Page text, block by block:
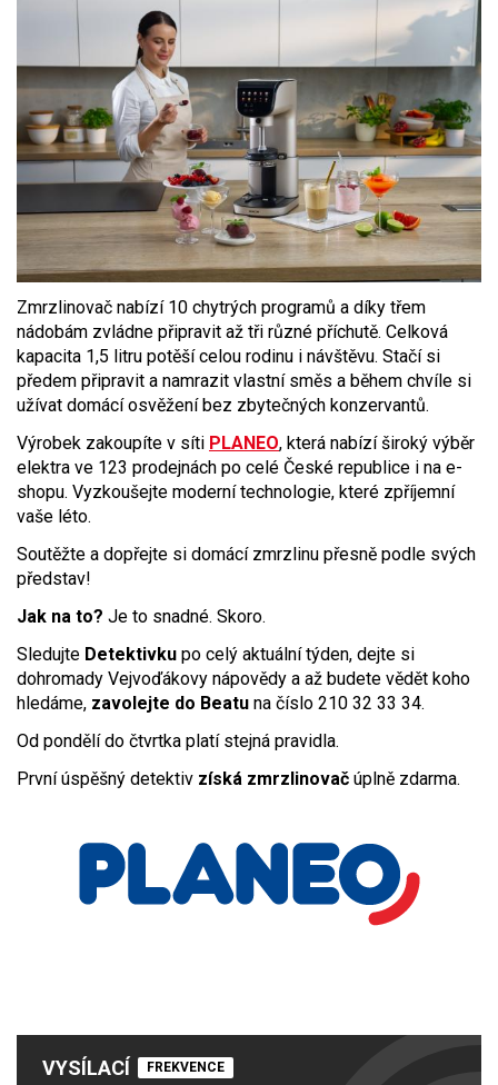
Zmrzlinovač nabízí 10 chytrých programů a díky třem
nádobám zvládne připravit až tři různé příchutě. Celková
kapacita 1,5 litru potěší celou rodinu i návštěvu. Stačí si
předem připravit a namrazit vlastní směs a během chvíle si
užívat domácí osvěžení bez zbytečných konzervantů.
Výrobek zakoupíte v síti PLANEO, která nabízí široký výběr
elektra ve 123 prodejnách po celé České republice i na e-
shopu. Vyzkoušejte moderní technologie, které zpříjemní
vaše léto.
Soutěžte a dopřejte si domácí zmrzlinu přesně podle svých
představ!
Jak na to? Je to snadné. Skoro.
Sledujte Detektivku po celý aktuální týden, dejte si
dohromady Vejvoďákovy nápovědy a až budete vědět koho
hledáme, zavolejte do Beatu na číslo 210 32 33 34.
Od pondělí do čtvrtka platí stejná pravidla.
První úspěšný detektiv získá zmrzlinovač úplně zdarma.
VYSÍLACÍ FREKVENCE